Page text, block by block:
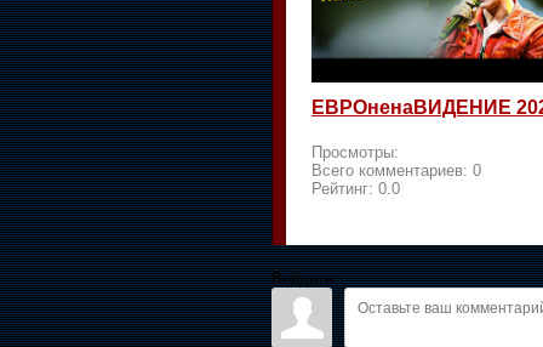
ЕВРОненаВИДЕНИЕ
Просмотры:
Всего комментариев: 0
Рейтинг: 0.0
Войдите: